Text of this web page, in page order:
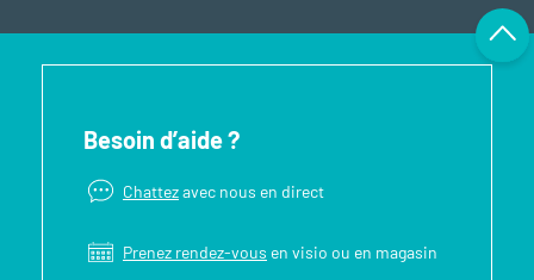
Besoin d’aide ?
Chattezavec nous en direct
Prenez rendez-vous en visio ou en magasin